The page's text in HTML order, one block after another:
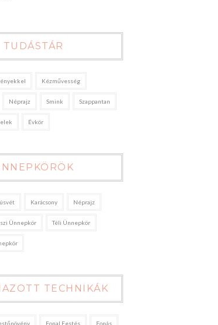
TUDÁSTÁR
Kézművesség
Néprajz Smink Szappantan
Évkör
Karácsony Néprajz
Ünnepkör Téli Ünnepkör
TECHNIKÁK
Fonal Festés Fonás